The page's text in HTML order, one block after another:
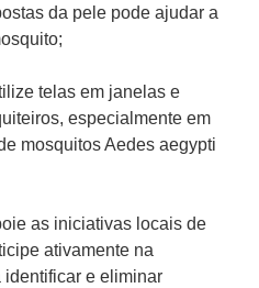
da pele pode ajudar a
telas em janelas e
especialmente em
mosquitos Aedes aegypti
as iniciativas locais de
ativamente na
e eliminar